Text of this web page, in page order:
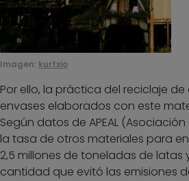
Imagen: kurtxio
Por ello, la práctica del reciclaje
envases elaborados con este
Según datos de APEAL
la tasa de otros materiales para
2,5 millones de toneladas de
cantidad que evitó las emisiones